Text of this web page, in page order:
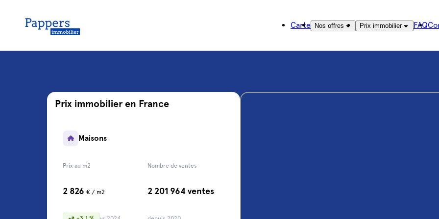
Carte Nos offres Prix immobilier FAQ
Prix immobilier en France
Maisons
Prix au m2 Nombre de ventes
2 826 € / m2 2 201 964 ventes